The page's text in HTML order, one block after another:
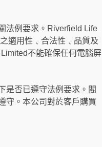
法例要求。Riverfield Life
適用性﹑合法性﹑品質及
不能確保任何電腦屏
是否已遵守法例要求。閣
守。本公司對於客戶購買